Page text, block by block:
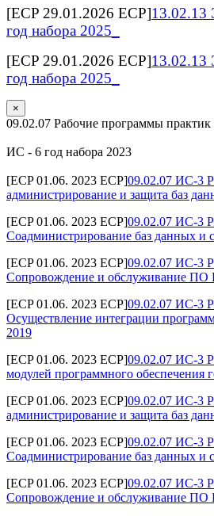
[ECP 29.01.2026 ECP]
год набора 2025_
[ECP 29.01.2026 ECP]
год набора 2025_
×
09.02.07 Рабочие программы практик
ИС - 6 год набора 2023
[ECP 01.06. 2023 ECP]09.02.07 ИС-3
администрирование и защита баз
[ECP 01.06. 2023 ECP]09.02.07 ИС-3
Соадминистрирование баз данных и
[ECP 01.06. 2023 ECP]09.02.07 ИС-3
Сопровождение и обслуживание ПО
[ECP 01.06. 2023 ECP]09.02.07 ИС-3
Осуществление интеграции
2019
[ECP 01.06. 2023 ECP]09.02.07 ИС-3
модулей программного обеспечения
[ECP 01.06. 2023 ECP]09.02.07 ИС-3
администрирование и защита баз
[ECP 01.06. 2023 ECP]09.02.07 ИС-3
Соадминистрирование баз данных и
[ECP 01.06. 2023 ECP]09.02.07 ИС-3
Сопровождение и обслуживание ПО